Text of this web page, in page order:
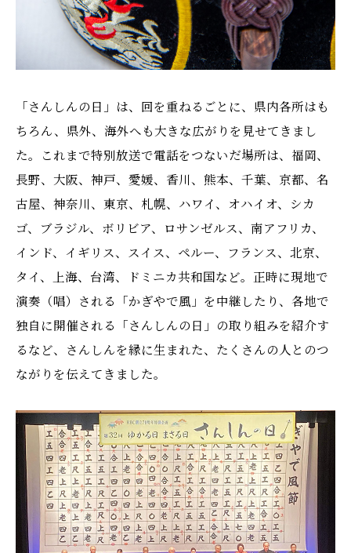
「さんしんの日」は、回を重ねるごとに、県内各所はも
ちろん、県外、海外へも大きな広がりを見せてきまし
た。これまで特別放送で電話をつないだ場所は、福岡、
長野、大阪、神戸、愛媛、香川、熊本、千葉、京都、名
古屋、神奈川、東京、札幌、ハワイ、オハイオ、シカ
ゴ、ブラジル、ボリビア、ロサンゼルス、南アフリカ、
インド、イギリス、スイス、ペルー、フランス、北京、
タイ、上海、台湾、ドミニカ共和国など。正時に現地で
演奏（唱）される「かぎやで風」を中継したり、各地で
独自に開催される「さんしんの日」の取り組みを紹介す
るなど、さんしんを縁に生まれた、たくさんの人とのつ
ながりを伝えてきました。